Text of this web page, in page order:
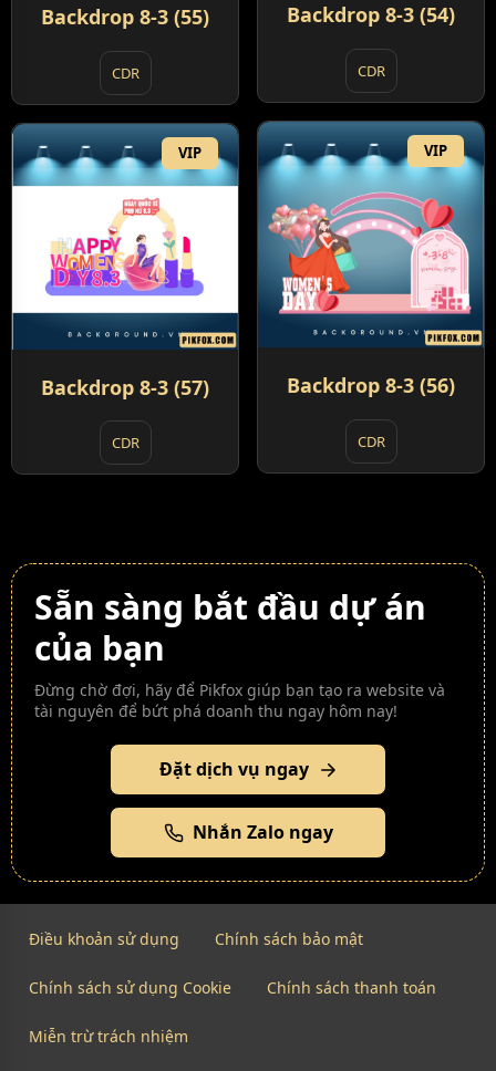
Backdrop 8-3 (54)
CDR
Backdrop 8-3 (55)
CDR
VIP
Backdrop 8-3 (56)
CDR
VIP
Backdrop 8-3 (57)
CDR
Sẵn sàng bắt đầu dự án
của bạn
Đừng chờ đợi, hãy để Pikfox giúp bạn tạo ra website và
tài nguyên để bứt phá doanh thu ngay hôm nay!
Đặt dịch vụ ngay
Nhắn Zalo ngay
Điều khoản sử dụng Chính sách bảo mật
Chính sách sử dụng Cookie Chính sách thanh toán
Miễn trừ trách nhiệm